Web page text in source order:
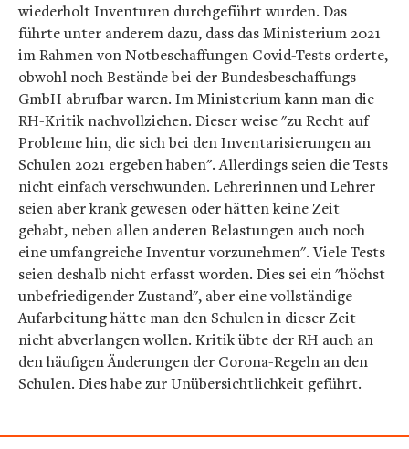
wiederholt Inventuren durchgeführt wurden. Das
führte unter anderem dazu, dass das Ministerium 2021
im Rahmen von Notbeschaffungen Covid-Tests orderte,
obwohl noch Bestände bei der Bundesbeschaffungs
GmbH abrufbar waren. Im Ministerium kann man die
RH-Kritik nachvollziehen. Dieser weise "zu Recht auf
Probleme hin, die sich bei den Inventarisierungen an
Schulen 2021 ergeben haben". Allerdings seien die Tests
nicht einfach verschwunden. Lehrerinnen und Lehrer
seien aber krank gewesen oder hätten keine Zeit
gehabt, neben allen anderen Belastungen auch noch
eine umfangreiche Inventur vorzunehmen". Viele Tests
seien deshalb nicht erfasst worden. Dies sei ein "höchst
unbefriedigender Zustand", aber eine vollständige
Aufarbeitung hätte man den Schulen in dieser Zeit
nicht abverlangen wollen. Kritik übte der RH auch an
den häufigen Änderungen der Corona-Regeln an den
Schulen. Dies habe zur Unübersichtlichkeit geführt.